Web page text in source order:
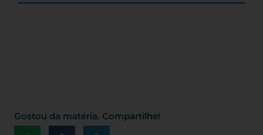
Gostou da matéria, Compartilhe!